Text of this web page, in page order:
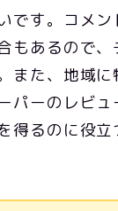
です。コメ
もあるので
また、地域
パーのレビュ
得るのに役立